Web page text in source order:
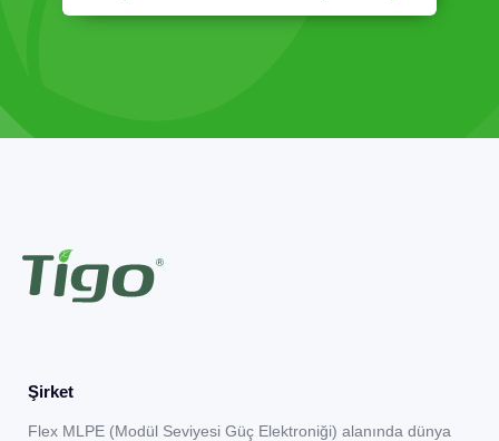
Şirket
Flex MLPE (Modül Seviyesi Güç Elektroniği) alanında dünya